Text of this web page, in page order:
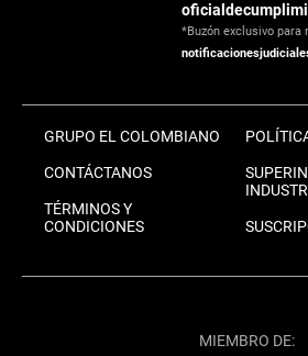
*Buzón exclusivo
GRUPO EL COLOMBIANO
CONTÁCTANOS
TÉRMINOS Y
CONDICIONES
MIEMBRO DE: